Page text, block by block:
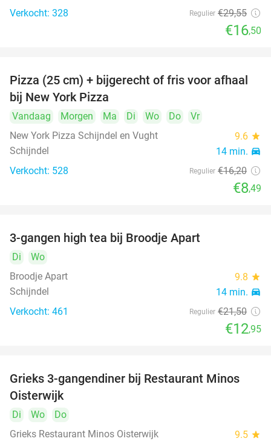
Verkocht: 328 Regulier €29,55
€16,50
48%
Pizza (25 cm) + bijgerecht of fris voor afhaal
bij New York Pizza
Vandaag Morgen Ma Di Wo Do
Vr
New York Pizza Schijndel en Vught
9.6 star
Schijndel 14 min. directions_car
Verkocht: 528 Regulier €16,20
€8,49
3-gangen high tea bij Broodje Apart
Di
Wo
Broodje Apart
9.8 star
Schijndel 14 min. directions_car
Verkocht: 461 Regulier €21,50
€12,95
30%
Grieks 3-gangendiner bij Restaurant Minos
Oisterwijk
Di Wo
Do
Grieks Restaurant Minos Oisterwijk
9.5 star